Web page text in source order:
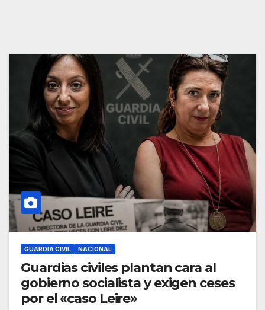
GUARDIA CIVIL NACIONAL
Guardias civiles plantan cara al
gobierno socialista y exigen ceses
por el «caso Leire»